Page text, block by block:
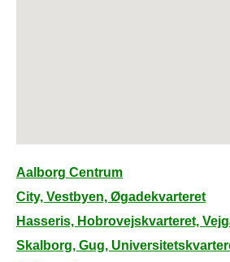
Aalborg Centrum
City, Vestbyen, Øgadekvarteret
Hasseris, Hobrovejskvarteret,
Skalborg, Gug,